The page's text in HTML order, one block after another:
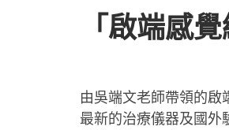
「啟端感
由吳端文老師帶領的
最新的治療儀器及國外